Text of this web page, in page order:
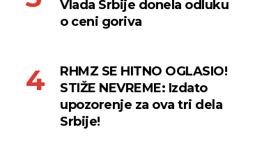
Vlada Srbije donela odluku
o ceni goriva
RHMZ SE HITNO OGLASIO!
STIŽE NEVREME: Izdato
upozorenje za ova tri dela
Srbije!